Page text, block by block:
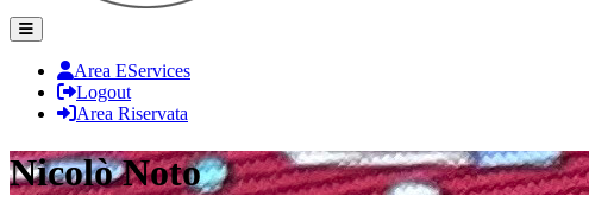
Area EServices
Logout
Area Riservata
Nicolò Noto